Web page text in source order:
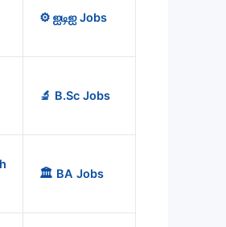
⚙️ ஐடிஐ Jobs
🔬 B.Sc Jobs
🏛️ BA Jobs